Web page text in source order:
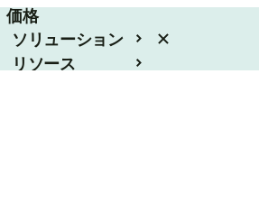
価格
ソリューション
リソース